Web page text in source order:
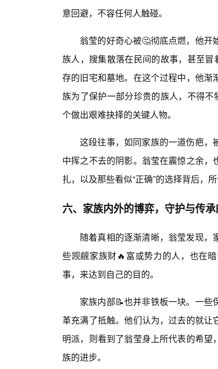
意回避，不容任何人触碰。
翁莹的好奇心被🤔彻底点燃，他开
族人，搜集散落在民间的故事，甚至
存的旧宅和墓地。在这个过程中，他
族为了保护一部分珍贵的族人，不得
个做出艰难抉择的关键人物。
这段往事，如同家族的一道伤疤，
中挥之不去的阴影。翁莹在震惊之余
扎，以及那些看似“正确”的选择背后，
六、家族内外的博弈，守护与传
随着真相的逐渐清晰，翁莹发现
些觊觎家族财🔥富或势力的人，也在
事，来达到自己的目的。
家族内部📝也并非铁板一块。一
革充满了抵触。他们认为，过去的就
明派，则看到了翁莹身上所代表的希
族的进步。